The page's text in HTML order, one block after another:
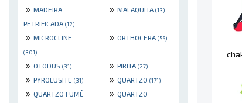
» MADEIRA
PETRIFICADA (12)
» MALAQUITA (13)
» MICROCLINE
(301)
» ORTHOCERA (55)
» OTODUS (31) » PIRITA (27)
» PYROLUSITE (31) » QUARTZO (171)
» QUARTZO FUMÊ » QUARTZO